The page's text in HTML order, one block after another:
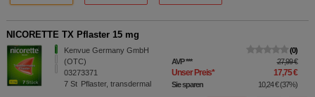
NICORETTE TX Pflaster 15 mg
Kenvue Germany GmbH
(OTC)
03273371
7 St Pflaster, transdermal
0
AVP*** 27,99 €
Unser Preis* 17,75 €
Sie sparen 10,24 €(37%)